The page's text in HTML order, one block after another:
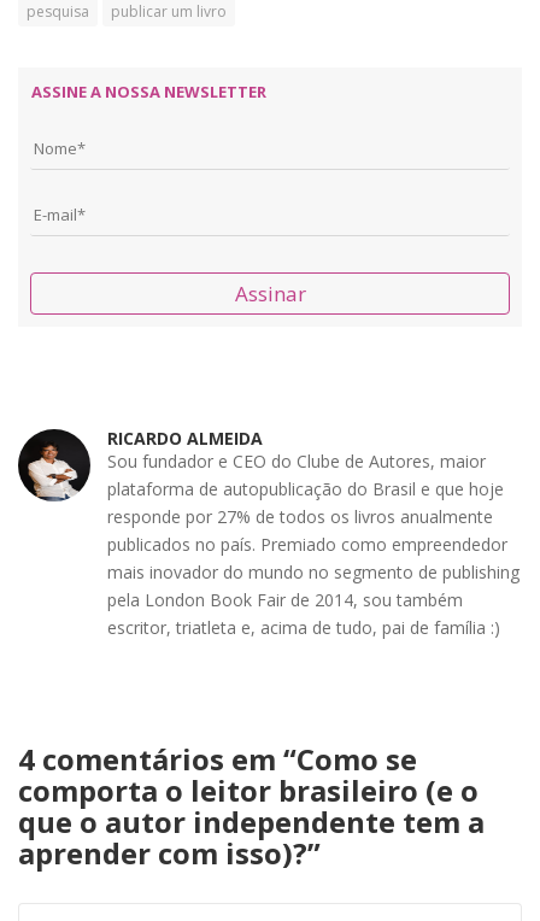
pesquisa
publicar um livro
ASSINE A NOSSA NEWSLETTER
Assinar
RICARDO ALMEIDA
Sou fundador e CEO do Clube de Autores, maior
plataforma de autopublicação do Brasil e que hoje
responde por 27% de todos os livros anualmente
publicados no país. Premiado como empreendedor
mais inovador do mundo no segmento de publishing
pela London Book Fair de 2014, sou também
escritor, triatleta e, acima de tudo, pai de família :)
4 comentários em “Como se
comporta o leitor brasileiro (e o
que o autor independente tem a
aprender com isso)?”